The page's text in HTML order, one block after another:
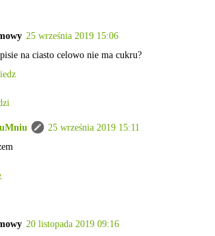
25 września 2019 15:06
na ciasto celowo nie ma cukru?
25 września 2019 15:11
20 listopada 2019 09:16